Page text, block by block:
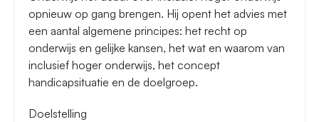
opnieuw op gang brengen. Hij opent het advies met
een aantal algemene principes: het recht op
onderwijs en gelijke kansen, het wat en waarom van
inclusief hoger onderwijs, het concept
handicapsituatie en de doelgroep.
Doelstelling